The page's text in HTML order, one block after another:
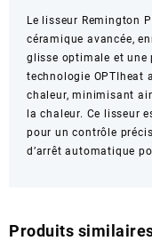
Le lisseur Remington
céramique avancée,
glisse optimale et une
technologie OPTIheat
chaleur, minimisant
la chaleur. Ce lisseur
pour un contrôle
d’arrêt automatique
Produits